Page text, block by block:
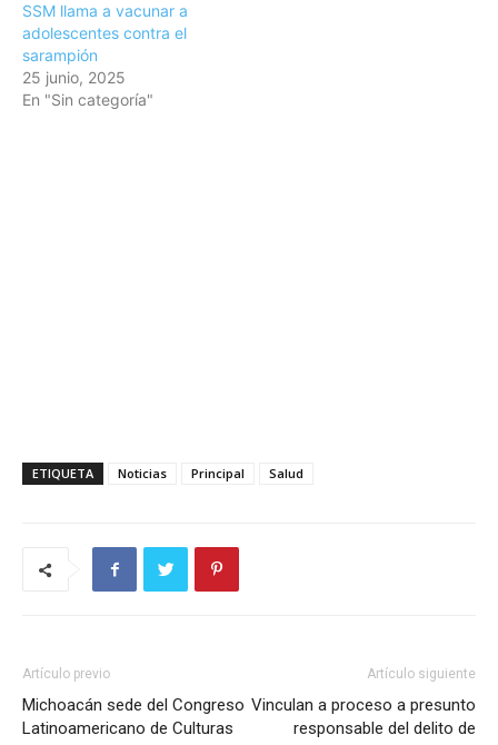
SSM llama a vacunar a
adolescentes contra el
sarampión
25 junio, 2025
En "Sin categoría"
ETIQUETA Noticias Principal Salud
Artículo previo
Michoacán sede del Congreso
Latinoamericano de Culturas
Artículo siguiente
Vinculan a proceso a presunto
responsable del delito de